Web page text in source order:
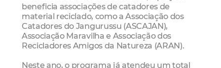
beneficia associações de catadores de
material reciclado, como a Associação dos
Catadores do Jangurussu (ASCAJAN),
Associação Maravilha e Associação dos
Recicladores Amigos da Natureza (ARAN).
Neste ano, o programa já atendeu um total